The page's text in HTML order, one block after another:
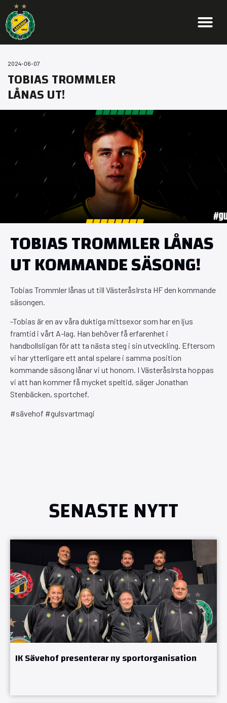
2024-06-07
TOBIAS TROMMLER
LÅNAS UT!
TOBIAS TROMMLER LÅNAS
UT KOMMANDE SÄSONG!
Tobias Trommler lånas ut till VästeråsIrsta HF den kommande
säsongen.
-Tobias är en av våra duktiga mittsexor som har en ljus
framtid i vårt A-lag. Han behöver få erfarenhet i
handbollsligan för att ta nästa steg i sin utveckling. Eftersom
vi har ytterligare ett antal spelare i samma position
kommande säsong lånar vi ut honom. I VästeråsIrsta hoppas
vi att han kommer få mycket speltid, säger Jonathan
Stenbäcken, sportchef.
#sävehof #gulsvartmagi
SENASTE NYTT
IK Sävehof presenterar ny sportorganisation